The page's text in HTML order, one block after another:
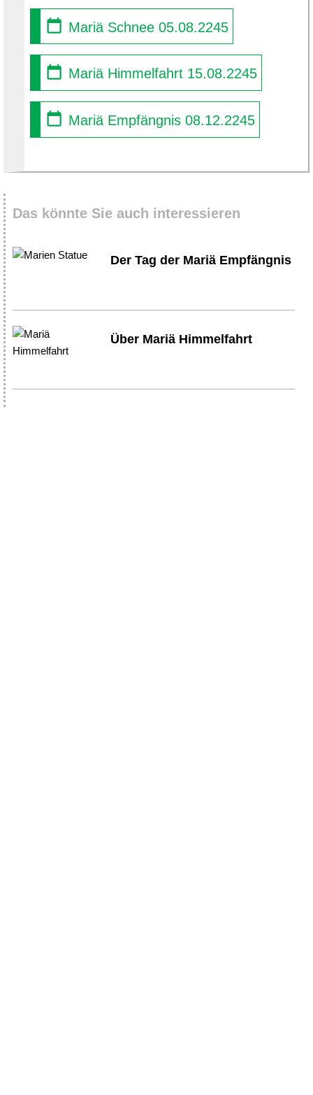
Mariä Schnee 05.08.2245
Mariä Himmelfahrt 15.08.2245
Mariä Empfängnis 08.12.2245
Das könnte Sie auch interessieren
Der Tag der Mariä Empfängnis
Über Mariä Himmelfahrt